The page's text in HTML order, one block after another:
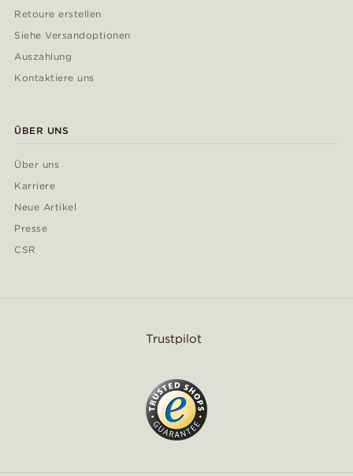
Retoure erstellen
Siehe Versandoptionen
Auszahlung
Kontaktiere uns
ÜBER UNS
Über uns
Karriere
Neue Artikel
Presse
CSR
Trustpilot